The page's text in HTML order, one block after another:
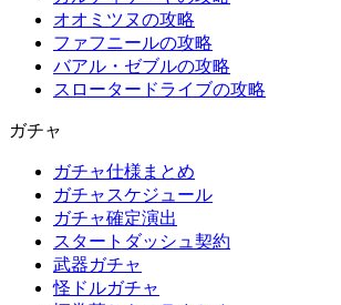
オオミツヌの攻略
ファフニールの攻略
バアル・ゼブルの攻略
スロータードライブの攻略
ガチャ
ガチャ仕様まとめ
ガチャスケジュール
ガチャ確定演出
スタートダッシュ契約
武器ガチャ
怪ドルガチャ